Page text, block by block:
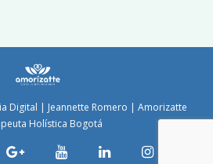
Digital | Jeannette Romero | Amorizatte
Holística Bogotá